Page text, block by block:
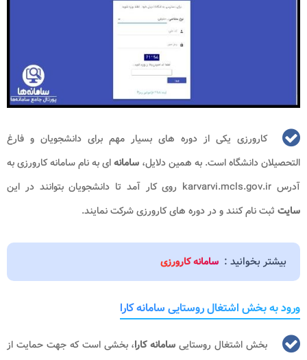
کارورزی یکی از دوره های بسیار مهم برای دانشجویان و فارغ
التحصیلان دانشگاه است. به همین دلایل، سامانهای به نام سامانه کارورزی به
آدرس karvarvi.mcls.gov.ir روی کار آمد تا دانشجویان بتوانند در این
سایت ثبت نام کنند و در دوره های کارورزی شرکت نمایند.
بیشتر بخوانید : سامانه کارورزی
ورود به بخش اشتغال روستایی سامانه کارا
بخش اشتغال روستایی سامانه کارا، بخشی است که جهت حمایت از